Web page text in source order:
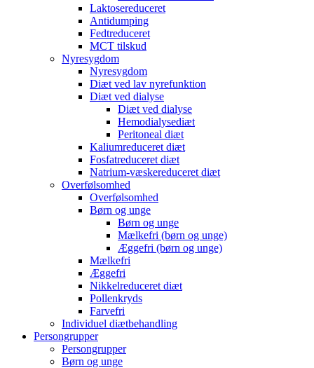
Laktosereduceret
Antidumping
Fedtreduceret
MCT tilskud
Nyresygdom
Nyresygdom
Diæt ved lav nyrefunktion
Diæt ved dialyse
Diæt ved dialyse
Hemodialysediæt
Peritoneal diæt
Kaliumreduceret diæt
Fosfatreduceret diæt
Natrium-væskereduceret diæt
Overfølsomhed
Overfølsomhed
Børn og unge
Børn og unge
Mælkefri (børn og unge)
Æggefri (børn og unge)
Mælkefri
Æggefri
Nikkelreduceret diæt
Pollenkryds
Farvefri
Individuel diætbehandling
Persongrupper
Persongrupper
Børn og unge